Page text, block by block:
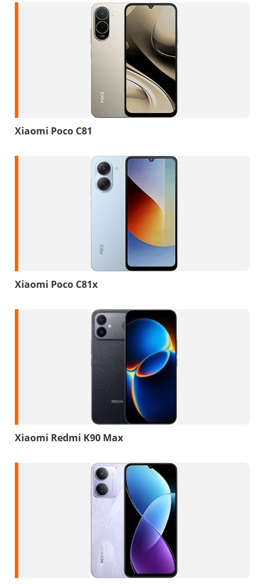
Xiaomi Poco C81
Xiaomi Poco C81x
Xiaomi Redmi K90 Max